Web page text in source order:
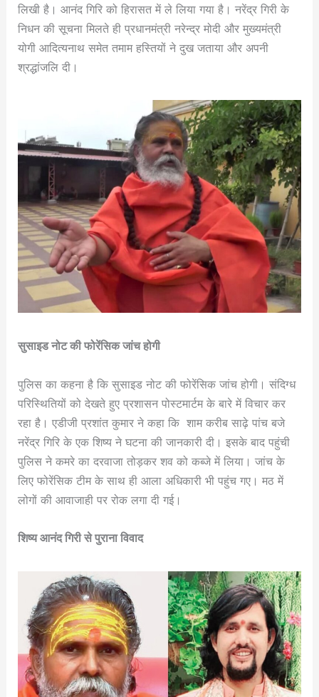
लिखी है। आनंद गिरि को हिरासत में ले लिया गया है। नरेंद्र गिरी के
निधन की सूचना मिलते ही प्रधानमंत्री नरेन्द्र मोदी और मुख्यमंत्री
योगी आदित्यनाथ समेत तमाम हस्तियों ने दुख जताया और अपनी
श्रद्धांजलि दी।
सुसाइड नोट की फोरेंसिक जांच होगी
पुलिस का कहना है कि सुसाइड नोट की फोरेंसिक जांच होगी। संदिग्ध
परिस्थितियों को देखते हुए प्रशासन पोस्टमार्टम के बारे में विचार कर
रहा है। एडीजी प्रशांत कुमार ने कहा कि शाम करीब साढ़े पांच बजे
नरेंद्र गिरि के एक शिष्य ने घटना की जानकारी दी। इसके बाद पहुंची
पुलिस ने कमरे का दरवाजा तोड़कर शव को कब्जे में लिया। जांच के
लिए फोरेंसिक टीम के साथ ही आला अधिकारी भी पहुंच गए। मठ में
लोगों की आवाजाही पर रोक लगा दी गई।
शिष्य आनंद गिरी से पुराना विवाद